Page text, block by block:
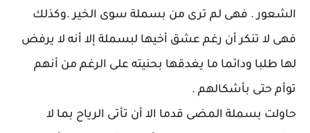
الشعور . فهى لم ترى من بسملة سوى الخير .وكذلك
فهى لا تنكر أن رغم عشق أخيها لبسملة إلا أنه لا يرفض
لها طلبا ودائما ما يغدقها بحنيته على الرغم من أنهم
توأم حتى بأشكالهم .
حاولت بسملة المضى قدما الا أن تأتى الرياح بما لا